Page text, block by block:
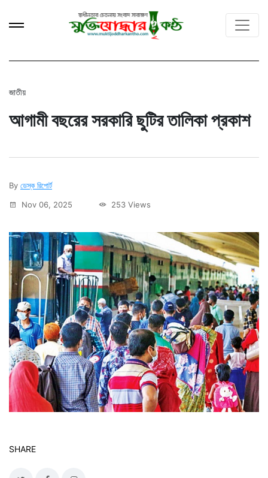
জাতীয়
আগামী বছরের সরকারি ছুটির তালিকা প্রকাশ
By ডেস্ক রিপোর্ট
Nov 06, 2025
253 Views
SHARE